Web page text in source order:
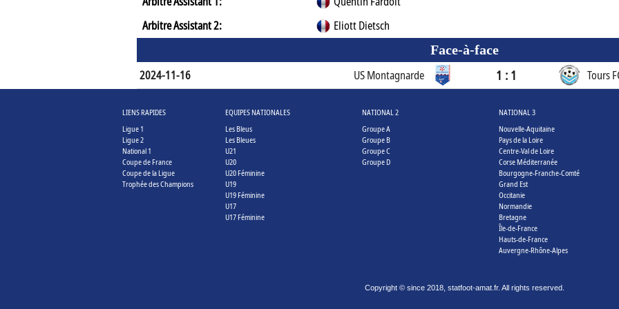
Arbitre Assistant 2:
Eliott Dietsch
Face-à-face
2024-11-16
US Montagnarde 1 : 1 Tours
LIENS RAPIDES
Ligue 1
Ligue 2
National 1
Coupe de France
Coupe de la Ligue
Trophée des Champions
EQUIPES NATIONALES
Les Bleus
Les Bleues
U21
U20
U20 Féminine
U19
U19 Féminine
U17
U17 Féminine
NATIONAL 2
Groupe A
Groupe B
Groupe C
Groupe D
NATIONAL 3
Nouvelle-Aquitaine
Pays de la Loire
Centre-Val de Loire
Corse Méditerranée
Bourgogne-Franche-Comté
Grand Est
Occitanie
Normandie
Bretagne
Île-de-France
Hauts-de-France
Auvergne-Rhône-Alpes
Copyright © since 2018, statfoot-amat.fr. All rights reserved.